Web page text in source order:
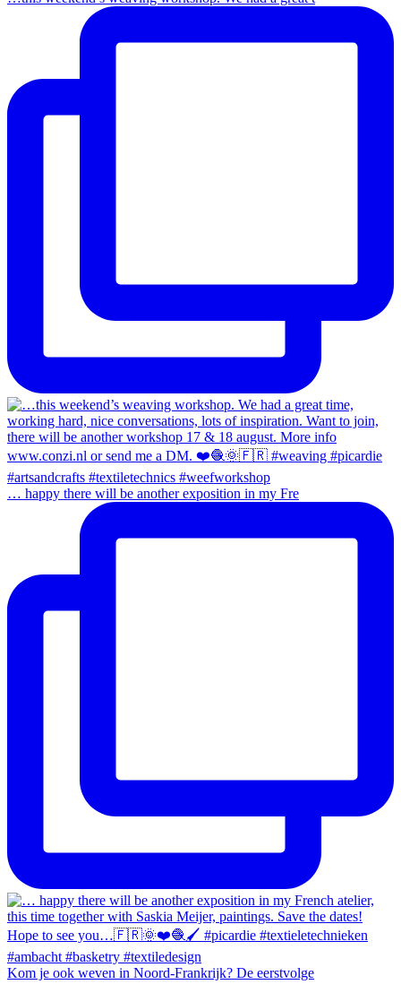
… happy there will be another exposition in my Fre
Kom je ook weven in Noord-Frankrijk? De eerstvolge